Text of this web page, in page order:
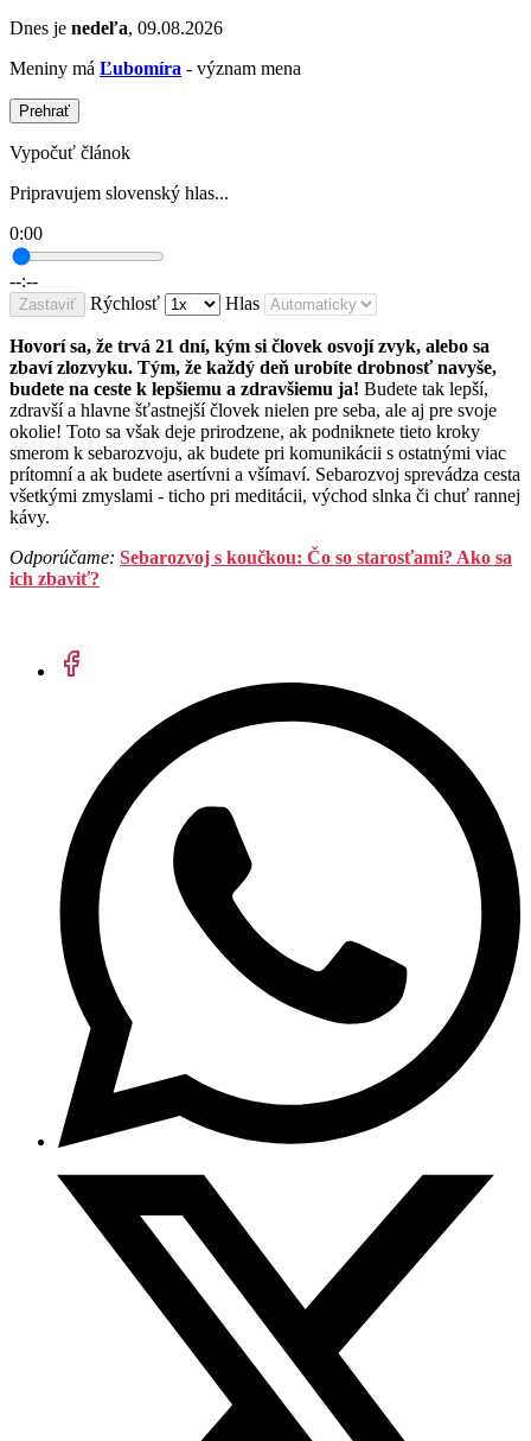
Dnes je nedeľa, 09.08.2026
Meniny má Ľubomíra - význam mena
Prehrať
Vypočuť článok
Pripravujem slovenský hlas...
0:00
--:--
Zastaviť Rýchlosť Hlas
Hovorí sa, že trvá 21 dní, kým si človek osvojí zvyk, alebo sa
zbaví zlozvyku. Tým, že každý deň urobíte drobnosť navyše,
budete na ceste k lepšiemu a zdravšiemu ja! Budete tak lepší,
zdravší a hlavne šťastnejší človek nielen pre seba, ale aj pre svoje
okolie! Toto sa však deje prirodzene, ak podniknete tieto kroky
smerom k sebarozvoju, ak budete pri komunikácii s ostatnými viac
prítomní a ak budete asertívni a všímaví. Sebarozvoj sprevádza cesta
všetkými zmyslami - ticho pri meditácii, východ slnka či chuť rannej
kávy.
Odporúčame: Sebarozvoj s koučkou: Čo so starosťami? Ako sa
ich zbaviť?